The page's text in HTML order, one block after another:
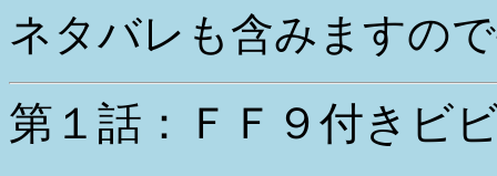
ネタバレも含みますの
第１話：ＦＦ９付きビ